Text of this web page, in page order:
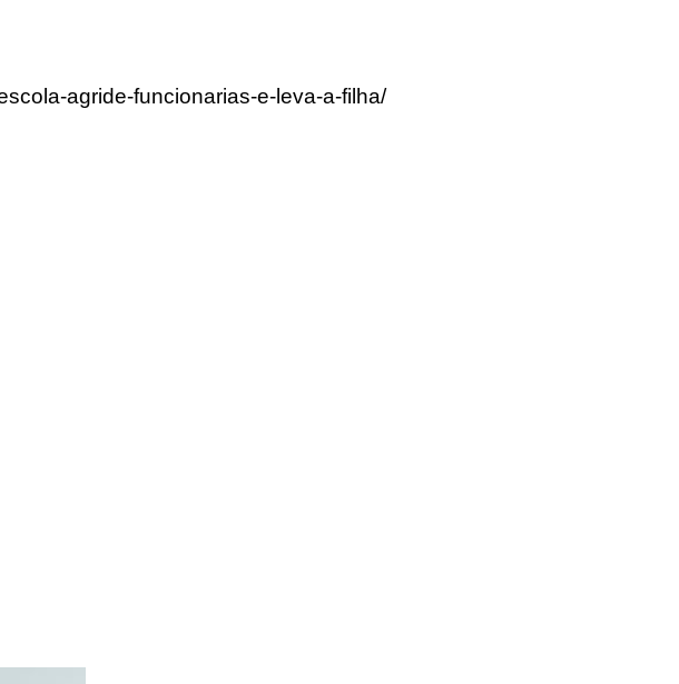
agride-funcionarias-e-leva-a-filha/